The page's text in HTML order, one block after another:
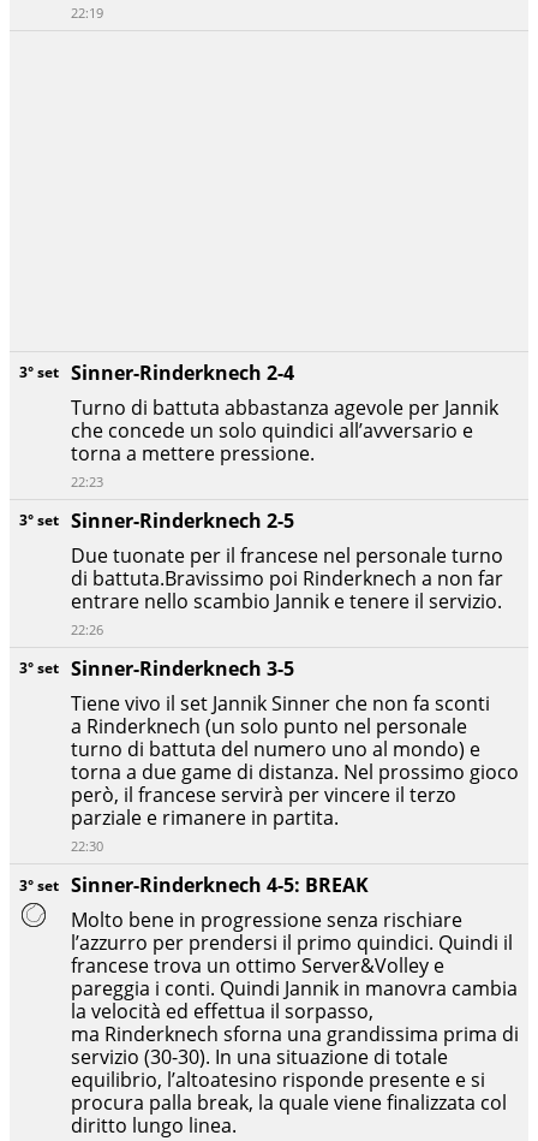
3° set Sinner-Rinderknech 4-5: BREAK
Molto bene in progressione senza rischiare
l’azzurro per prendersi il primo quindici. Quindi il
francese trova un ottimo Server&Volley e
pareggia i conti. Quindi Jannik in manovra cambia
la velocità ed effettua il sorpasso,
ma Rinderknech sforna una grandissima prima di
servizio (30-30). In una situazione di totale
equilibrio, l’altoatesino risponde presente e si
procura palla break, la quale viene finalizzata col
diritto lungo linea.
3° set Sinner-Rinderknech 3-5
Tiene vivo il set Jannik Sinner che non fa sconti
a Rinderknech (un solo punto nel personale
turno di battuta del numero uno al mondo) e
torna a due game di distanza. Nel prossimo gioco
però, il francese servirà per vincere il terzo
parziale e rimanere in partita.
22:30
3° set Sinner-Rinderknech 2-5
Due tuonate per il francese nel personale turno
di battuta.Bravissimo poi Rinderknech a non far
entrare nello scambio Jannik e tenere il servizio.
22:26
3° set Sinner-Rinderknech 2-4
Turno di battuta abbastanza agevole per Jannik
che concede un solo quindici all’avversario e
torna a mettere pressione.
22:23
22:19